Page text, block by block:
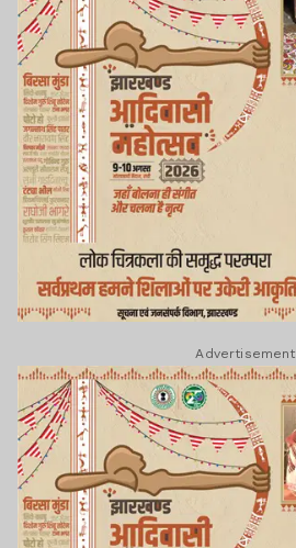
Advertisement